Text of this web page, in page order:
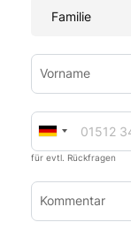
Familie
Vorname
für evtl. Rückfragen
Kommentar